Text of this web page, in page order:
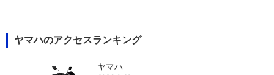
ヤマハのアクセスランキング
ヤマハ